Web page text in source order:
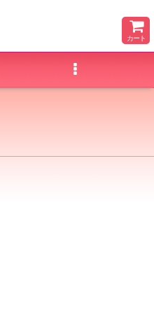
カート